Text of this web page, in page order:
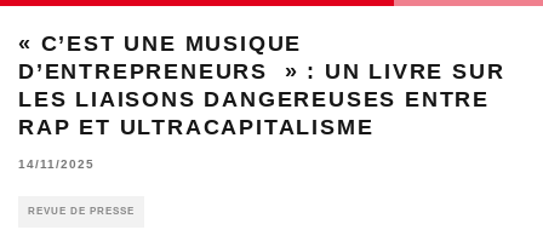
« C’EST UNE MUSIQUE
D’ENTREPRENEURS » : UN LIVRE SUR
LES LIAISONS DANGEREUSES ENTRE
RAP ET ULTRACAPITALISME
14/11/2025
REVUE DE PRESSE